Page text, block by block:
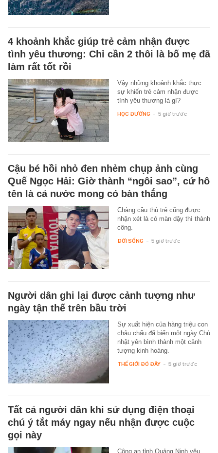
4 khoảnh khắc giúp trẻ cảm nhận được
tình yêu thương: Chỉ cần 2 thôi là bố mẹ đã
làm rất tốt rồi
Vậy những khoảnh khắc thực
sự khiến trẻ cảm nhận được
tình yêu thương là gì?
HỌC ĐƯỜNG - 5 giờ trước
Cậu bé hồi nhỏ đen nhẻm chụp ảnh cùng
Quế Ngọc Hải: Giờ thành “ngôi sao”, cứ hô
tên là cả nước mong có bàn thắng
Chàng cầu thủ trẻ cũng được
nhận xét là có màn dậy thì thành
công.
ĐỜI SỐNG - 5 giờ trước
Người dân ghi lại được cảnh tượng như
ngày tận thế trên bầu trời
Sự xuất hiện của hàng triệu con
châu chấu đã biến một ngày Chủ
nhật yên bình thành một cảnh
tượng kinh hoàng.
THẾ GIỚI ĐÓ ĐÂY - 5 giờ trước
Tất cả người dân khi sử dụng điện thoại
chú ý tắt máy ngay nếu nhận được cuộc
gọi này
Công an tỉnh Quảng Ninh yêu